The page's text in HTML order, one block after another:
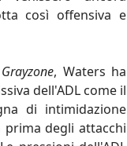
così offensiva e
, Waters ha
dell'ADL come il
di intimidazione
degli attacchi